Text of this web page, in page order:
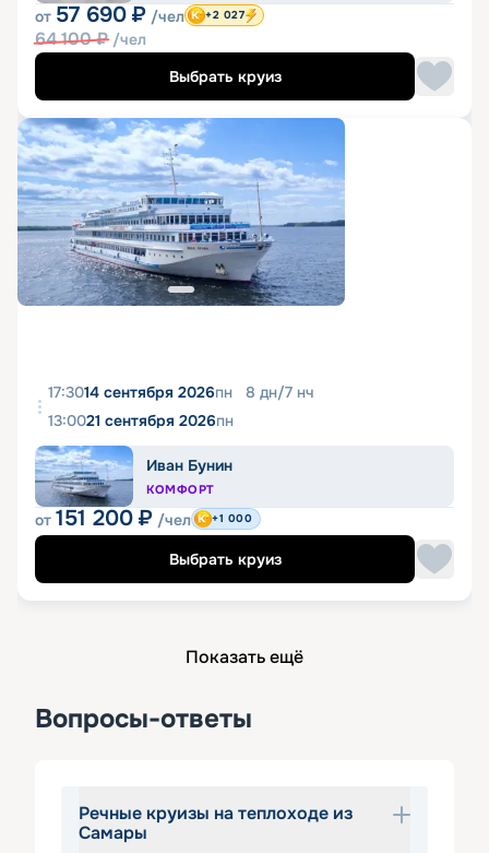
от 57 690 ₽ /чел
64 100₽ /чел
+2 027
Выбрать круиз
17:3014 сентября 2026пн 8 дн/7 нч
13:0021 сентября 2026пн
Иван Бунин
КОМФОРТ
от 151 200 ₽ /чел +1 000
Выбрать круиз
Показать ещё
Вопросы-ответы
Речные круизы на теплоходе из
Самары